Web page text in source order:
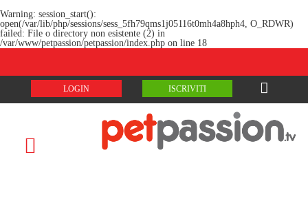
Warning: session_start():
open(/var/lib/php/sessions/sess_5fh79qms1j05116t0mh4a8hph4, O_RDWR)
failed: File o directory non esistente (2) in
/var/www/petpassion/petpassion/index.php on line 18
LOGIN ISCRIVITI